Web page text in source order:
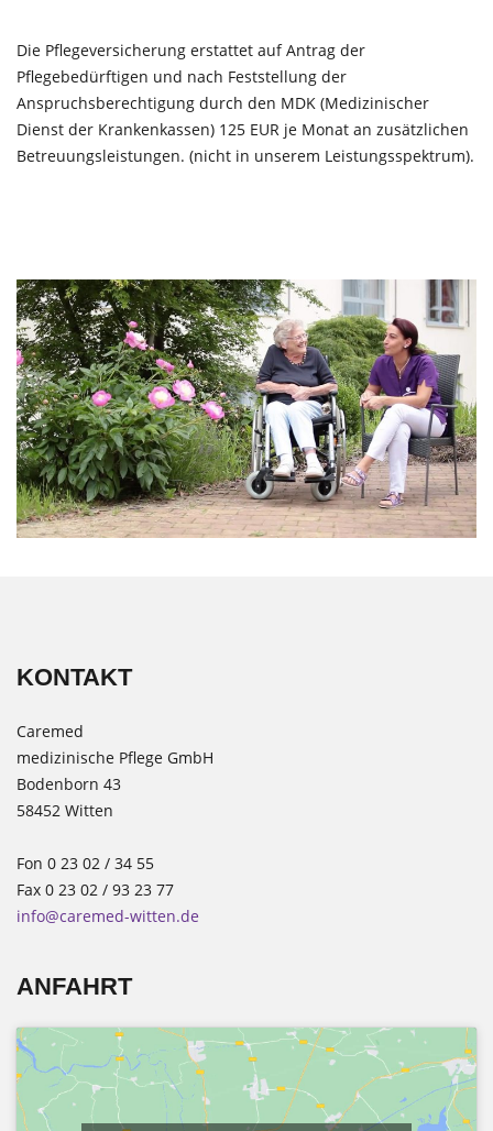
Die Pflegeversicherung erstattet auf Antrag der
Pflegebedürftigen und nach Feststellung der
Anspruchsberechtigung durch den MDK (Medizinischer
Dienst der Krankenkassen) 125 EUR je Monat an zusätzlichen
Betreuungsleistungen. (nicht in unserem Leistungsspektrum).
KONTAKT
Caremed
medizinische Pflege GmbH
Bodenborn 43
58452 Witten
Fon 0 23 02 / 34 55
Fax 0 23 02 / 93 23 77
info@caremed-witten.de
ANFAHRT